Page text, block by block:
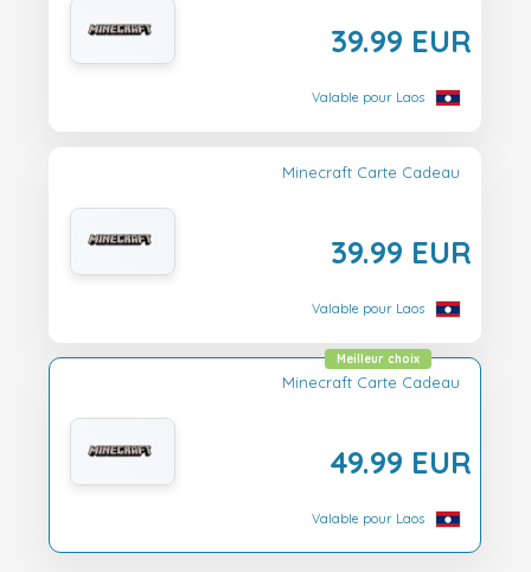
39.99 EUR
Valable pour Laos
Minecraft Carte Cadeau
39.99 EUR
Valable pour Laos
Minecraft Carte Cadeau
49.99 EUR
Meilleur choix
Valable pour Laos